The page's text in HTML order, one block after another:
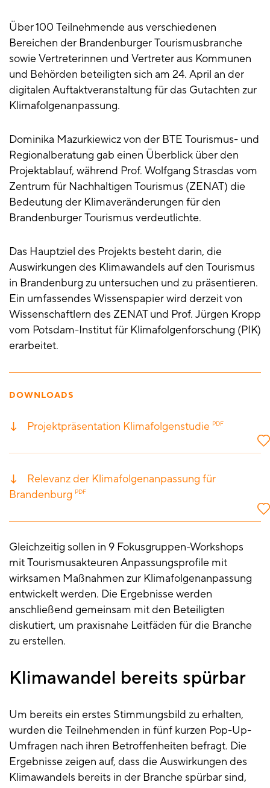
Über 100 Teilnehmende aus verschiedenen
Bereichen der Brandenburger Tourismusbranche
sowie Vertreterinnen und Vertreter aus Kommunen
und Behörden beteiligten sich am 24. April an der
digitalen Auftaktveranstaltung für das Gutachten zur
Klimafolgenanpassung.
Dominika Mazurkiewicz von der BTE Tourismus- und
Regionalberatung gab einen Überblick über den
Projektablauf, während Prof. Wolfgang Strasdas vom
Zentrum für Nachhaltigen Tourismus (ZENAT) die
Bedeutung der Klimaveränderungen für den
Brandenburger Tourismus verdeutlichte.
Das Hauptziel des Projekts besteht darin, die
Auswirkungen des Klimawandels auf den Tourismus
in Brandenburg zu untersuchen und zu präsentieren.
Ein umfassendes Wissenspapier wird derzeit von
Wissenschaftlern des ZENAT und Prof. Jürgen Kropp
vom Potsdam-Institut für Klimafolgenforschung (PIK)
erarbeitet.
DOWNLOADS
Projektpräsentation Klimafolgenstudie PDF
Relevanz der Klimafolgenanpassung für
Brandenburg PDF
Gleichzeitig sollen in 9 Fokusgruppen-Workshops
mit Tourismusakteuren Anpassungsprofile mit
wirksamen Maßnahmen zur Klimafolgenanpassung
entwickelt werden. Die Ergebnisse werden
anschließend gemeinsam mit den Beteiligten
diskutiert, um praxisnahe Leitfäden für die Branche
zu erstellen.
Klimawandel bereits spürbar
Um bereits ein erstes Stimmungsbild zu erhalten,
wurden die Teilnehmenden in fünf kurzen Pop-Up-
Umfragen nach ihren Betroffenheiten befragt. Die
Ergebnisse zeigen auf, dass die Auswirkungen des
Klimawandels bereits in der Branche spürbar sind,